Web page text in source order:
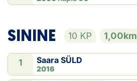
SININE 10 KP 1,00km
1 Saara SÜLD
2016